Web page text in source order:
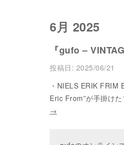
6月 2025
『gufo –
投稿日: 2025/06/21
・NIELS ERIK FRIM
Eric From”が手掛け
→